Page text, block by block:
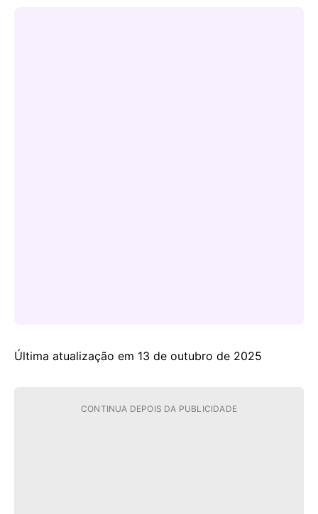
Última atualização em 13 de outubro de 2025
CONTINUA DEPOIS DA PUBLICIDADE